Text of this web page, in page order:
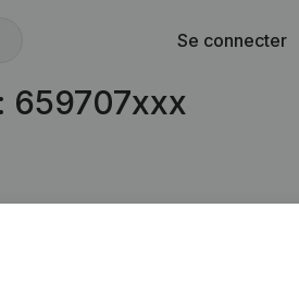
Se connecter
659707xxx